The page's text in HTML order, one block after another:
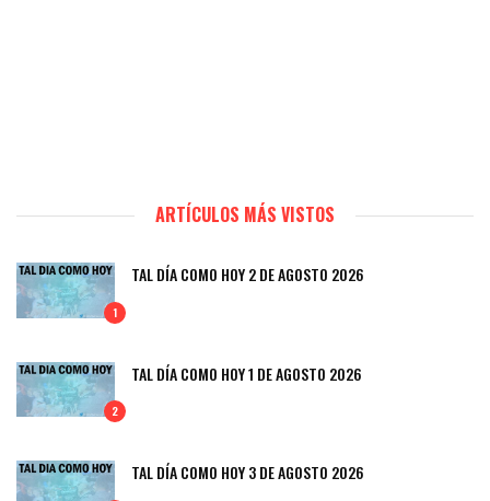
ARTÍCULOS MÁS VISTOS
1
TAL DÍA COMO HOY 2 DE AGOSTO 2026
2
TAL DÍA COMO HOY 1 DE AGOSTO 2026
TAL DÍA COMO HOY 3 DE AGOSTO 2026